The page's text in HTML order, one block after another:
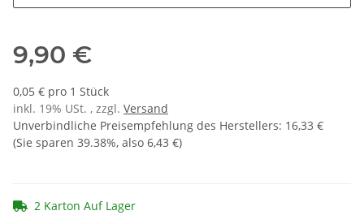
9,90 €
0,05 € pro 1 Stück
inkl. 19% USt. , zzgl. Versand
Unverbindliche Preisempfehlung des Herstellers: 16,33 €
(Sie sparen 39.38%, also 6,43 €)
2 Karton Auf Lager